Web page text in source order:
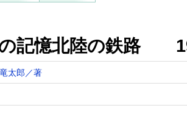
の記憶北陸の鉄
太郎／著